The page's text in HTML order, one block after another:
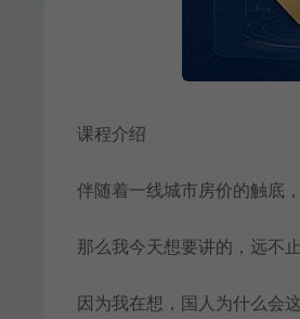
课程介绍
伴随着一线城市房价的触底
那么我今天想要讲的，远不止
因为我在想，国人为什么会